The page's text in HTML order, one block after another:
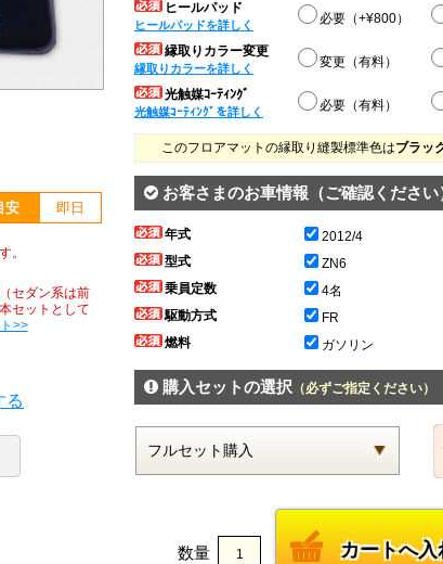
安 即日
。
セダン系は前
セットとして
>>
る
ヒールパッド
ヒールパッドを詳しく 必要（+¥800）
縁取りカラー変更
縁取りカラーを詳しく 変更（有料）
光触媒ｺｰﾃｨﾝｸﾞ
光触媒ｺｰﾃｨﾝｸﾞを詳しく 必要（有料）
このフロアマットの縁取り縫製標準色はブラッ
お客さまのお車情報（ご確認ください
年式
2012/4
型式
ZN6
乗員定数
4名
駆動方式
FR
燃料
ガソリン
購入セットの選択（必ずご指定ください）
数量